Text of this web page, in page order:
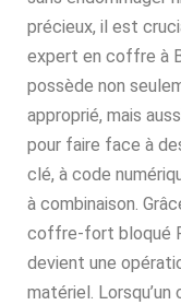
précieux, il est
expert en coffre à
possède non
approprié, mais
pour faire face à
clé, à code
à combinaison.
coffre-fort bloqué
devient une
matériel.